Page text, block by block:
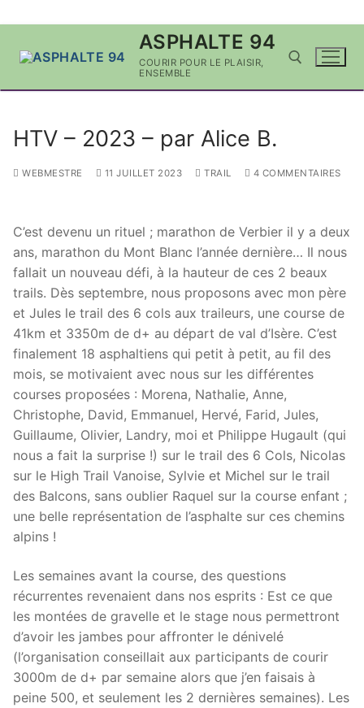
ASPHALTE 94
COURIR POUR LE PLAISIR,
ENSEMBLE
HTV – 2023 – par Alice B.
WEBMESTRE 11 JUILLET 2023 TRAIL 4 COMMENTAIRES
C’est devenu un rituel ; marathon de Verbier il y a deux
ans, marathon du Mont Blanc l’année dernière… Il nous
fallait un nouveau défi, à la hauteur de ces 2 beaux
trails. Dès septembre, nous proposons avec mon père
et Jules le trail des 6 cols aux traileurs, une course de
41km et 3350m de d+ au départ de val d’Isère. C’est
finalement 18 asphaltiens qui petit à petit, au fil des
mois, se motivaient avec nous sur les différentes
courses proposées : Morena, Nathalie, Anne,
Christophe, David, Emmanuel, Hervé, Farid, Jules,
Guillaume, Olivier, Landry, moi et Philippe Hugault (qui
nous a fait la surprise !) sur le trail des 6 Cols, Nicolas
sur le High Trail Vanoise, Sylvie et Michel sur le trail
des Balcons, sans oublier Raquel sur la course enfant ;
une belle représentation de l’asphalte sur ces chemins
alpins !
Les semaines avant la course, des questions
récurrentes revenaient dans nos esprits : Est ce que
les montées de gravelle et le stage nous permettront
d’avoir les jambes pour affronter le dénivelé
(l’organisation conseillait aux participants de courir
3000m de d+ par semaine alors que j’en faisais à
peine 500, et seulement les 2 dernières semaines). Les